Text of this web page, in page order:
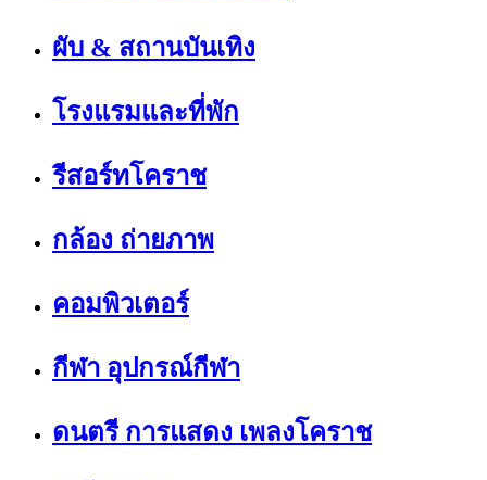
ผับ & สถานบันเทิง
โรงแรมและที่พัก
รีสอร์ทโคราช
กล้อง ถ่ายภาพ
คอมพิวเตอร์
กีฬา อุปกรณ์กีฬา
ดนตรี การแสดง เพลงโคราช